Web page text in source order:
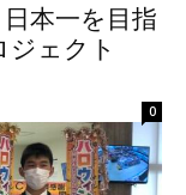
本一を目指
ジェクト
0